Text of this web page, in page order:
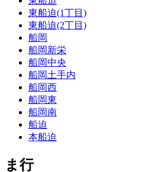
東船迫(1丁目)
東船迫(2丁目)
船岡
船岡新栄
船岡中央
船岡土手内
船岡西
船岡東
船岡南
船迫
本船迫
ま行